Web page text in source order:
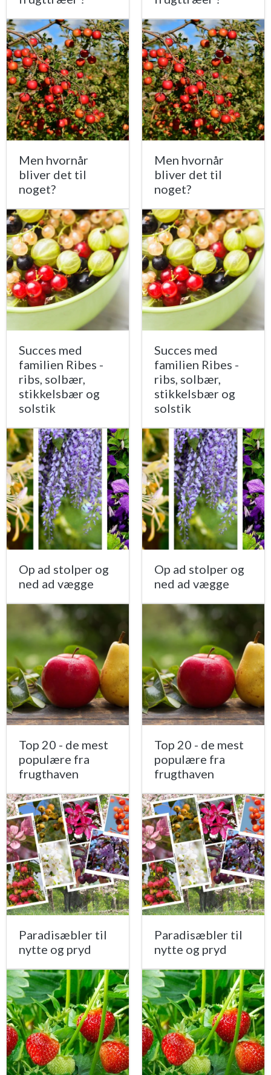
Men hvornår
bliver det til
noget?
Men hvornår
bliver det til
noget?
Succes med
familien Ribes -
ribs, solbær,
stikkelsbær og
solstik
Succes med
familien Ribes -
ribs, solbær,
stikkelsbær og
solstik
Op ad stolper og
ned ad vægge
Op ad stolper og
ned ad vægge
Top 20 - de mest
populære fra
frugthaven
Top 20 - de mest
populære fra
frugthaven
Paradisæbler til
nytte og pryd
Paradisæbler til
nytte og pryd